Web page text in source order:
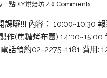
一點DIY烘焙坊 0 Comments
課囉!!] 內容： 10:00~10:30
作(焦糖烤布蕾)
話預約02-2275-1181 費用: